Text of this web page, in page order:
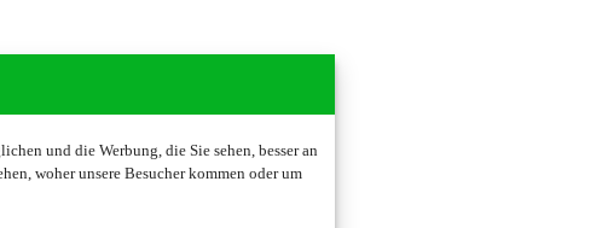
und die Werbung, die Sie sehen, besser an
woher unsere Besucher kommen oder um
Daten verarbeitet.